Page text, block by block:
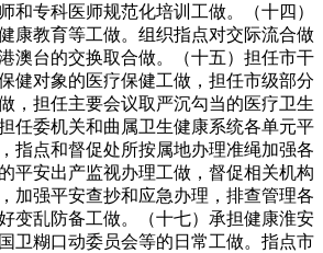
和专科医师规范化培训工做。（十四）
康教育等工做。组织指点对交际流合做
澳台的交换取合做。（十五）担任市干
健对象的医疗保健工做，担任市级部分
，担任主要会议取严沉勾当的医疗卫生
任委机关和曲属卫生健康系统各单元平
指点和督促处所按属地办理准绳加强各
平安出产监视办理工做，督促相关机构
加强平安查抄和应急办理，排查管理各
变乱防备工做。（十七）承担健康淮安
卫糊口动委员会等的日常工做。指点市